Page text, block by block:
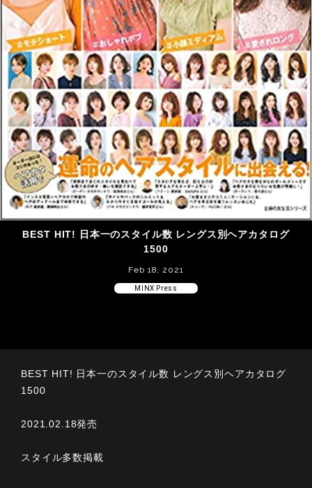
BEST HIT! 日本一のスタイル数 レングス別ヘアカタログ
1500
Feb 18, 2021
MINX Press
BEST HIT! 日本一のスタイル数 レングス別ヘアカタログ
1500
2021.02.18発売
スタイル多数掲載